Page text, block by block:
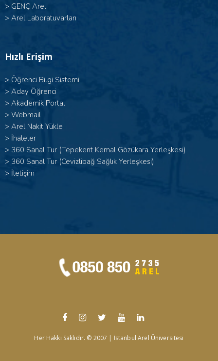
> GENÇ Arel
> Arel Laboratuvarları
Hızlı Erişim
> Öğrenci Bilgi Sistemi
> Aday Öğrenci
> Akademik Portal
> Webmail
> Arel Nakit Yükle
> İhaleler
> 360 Sanal Tur (Tepekent Kemal Gözükara Yerleşkesi)
> 360 Sanal Tur (Cevizlibağ Sağlık Yerleşkesi)
> İletişim
Her Hakkı Saklıdır. © 2007 | İstanbul Arel Üniversitesi